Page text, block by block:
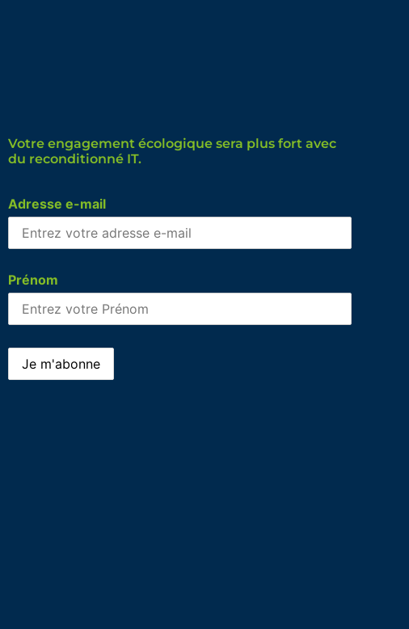
Votre engagement écologique sera plus fort avec
du reconditionné IT.
Adresse e-mail
Prénom